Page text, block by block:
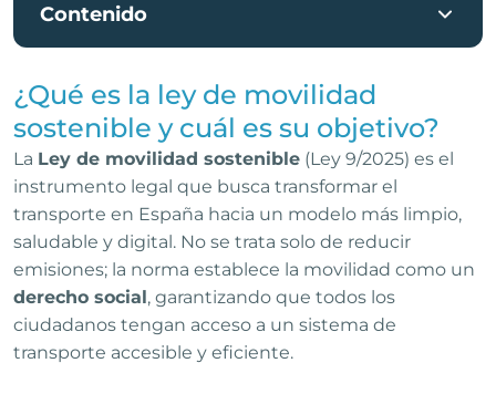
Contenido
¿Qué es la ley de movilidad
sostenible y cuál es su objetivo?
La Ley de movilidad sostenible (Ley 9/2025) es el
instrumento legal que busca transformar el
transporte en España hacia un modelo más limpio,
saludable y digital. No se trata solo de reducir
emisiones; la norma establece la movilidad como un
derecho social, garantizando que todos los
ciudadanos tengan acceso a un sistema de
transporte accesible y eficiente.